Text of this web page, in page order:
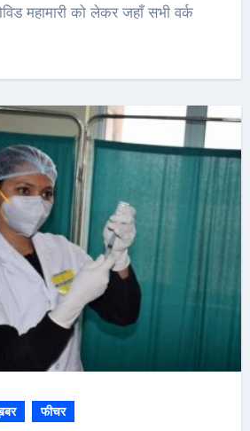
महामारी को लेकर जहाँ सभी वर्क
फीचर